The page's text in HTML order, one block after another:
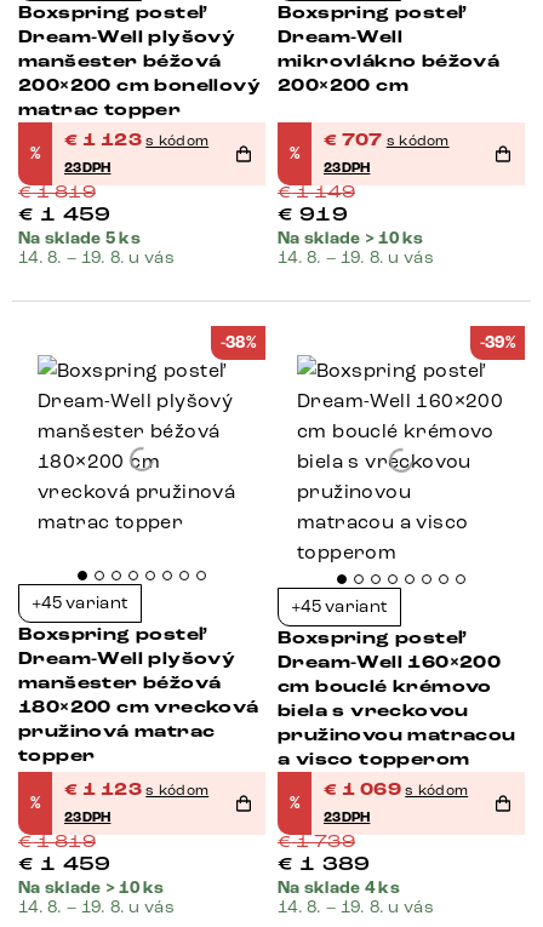
Boxspring posteľ
Dream-Well plyšový
manšester béžová
200×200 cm bonellový
matrac topper
%
€ 1 123 s kódom
23DPH
€1 819
€ 1 459
Na sklade 5 ks
14. 8. – 19. 8. u vás
Boxspring posteľ
Dream-Well
mikrovlákno béžová
200×200 cm
%
€ 707 s kódom
23DPH
€1 149
€ 919
Na sklade > 10 ks
14. 8. – 19. 8. u vás
-38%
+45 variant
Boxspring posteľ
Dream-Well plyšový
manšester béžová
180×200 cm vrecková
pružinová matrac
topper
%
€ 1 123 s kódom
23DPH
€1 819
€ 1 459
Na sklade > 10 ks
14. 8. – 19. 8. u vás
-39%
+45 variant
Boxspring posteľ
Dream-Well 160×200
cm bouclé krémovo
biela s vreckovou
pružinovou matracou
a visco topperom
%
€ 1 069 s kódom
23DPH
€1 739
€ 1 389
Na sklade 4 ks
14. 8. – 19. 8. u vás